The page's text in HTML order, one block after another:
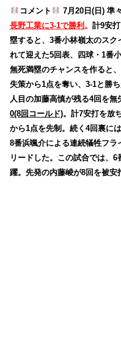
コメント 7月20日(日) 準
長野工業に3-1で勝利 。計9安
塁すると、3番小林嶺太のス
れて迎えた5回表、四球・1番
無死満塁のチャンスを作ると
失策から1点を奪い、3-1と勝
人目の加藤高慎が残る4回を無
0(8回コールド)。計7安打を放
から1点を先制。続く4回裏に
8番浜颯介による連続犠牲フラ
リードした。この試合では、
躍。先発の内藤崚が8回を被安